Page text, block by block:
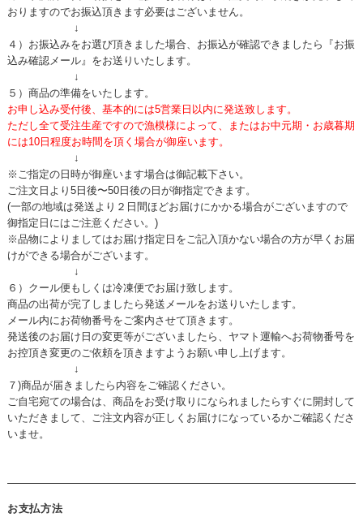
おりますのでお振込頂きます必要はございません。
↓
４）お振込みをお選び頂きました場合、お振込が確認できましたら『お振
込み確認メール』をお送りいたします。
↓
５）商品の準備をいたします。
お申し込み受付後、基本的には5営業日以内に発送致します。
ただし全て受注生産ですので漁模様によって、またはお中元期・お歳暮期
には10日程度お時間を頂く場合が御座います。
↓
※ご指定の日時が御座います場合は御記載下さい。
ご注文日より5日後〜50日後の日が御指定できます。
(一部の地域は発送より２日間ほどお届けにかかる場合がございますので
御指定日にはご注意ください。)
※品物によりましてはお届け指定日をご記入頂かない場合の方が早くお届
けができる場合がございます。
↓
６）クール便もしくは冷凍便でお届け致します。
商品の出荷が完了しましたら発送メールをお送りいたします。
メール内にお荷物番号をご案内させて頂きます。
発送後のお届け日の変更等がございましたら、ヤマト運輸へお荷物番号を
お控頂き変更のご依頼を頂きますようお願い申し上げます。
↓
７)商品が届きましたら内容をご確認ください。
ご自宅宛ての場合は、商品をお受け取りになられましたらすぐに開封して
いただきまして、ご注文内容が正しくお届けになっているかご確認くださ
いませ。
お支払方法